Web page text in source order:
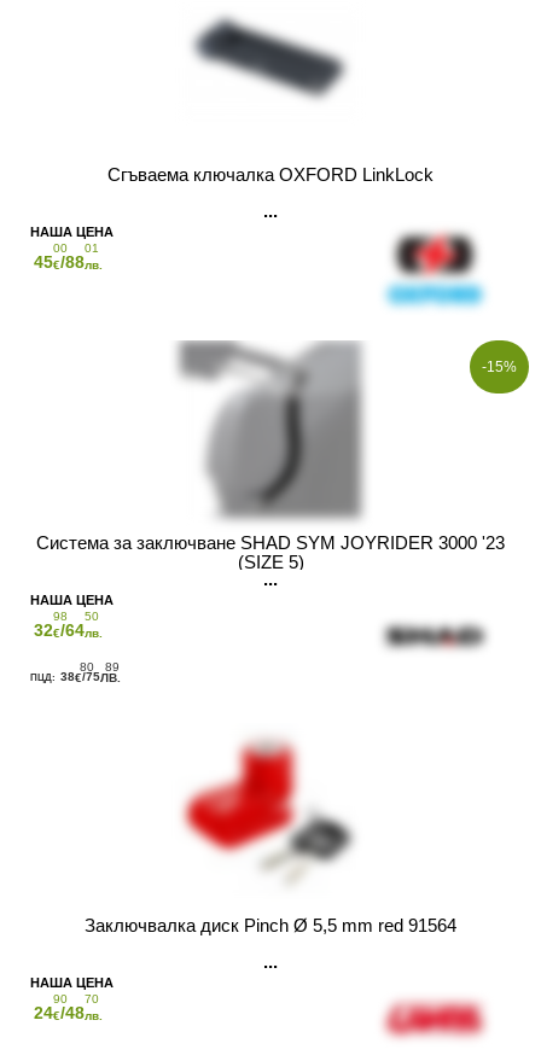
Сгъваема ключалка OXFORD LinkLock
45
00
€/88
01
лв.
-15%
Система за заключване SHAD SYM JOYRIDER 3000 '23
(SIZE 5)
32
98
€/64
50
лв.
38
80
€/75
89
ЛВ.
Заключвалка диск Pinch Ø 5,5 mm red 91564
24
90
€/48
70
лв.